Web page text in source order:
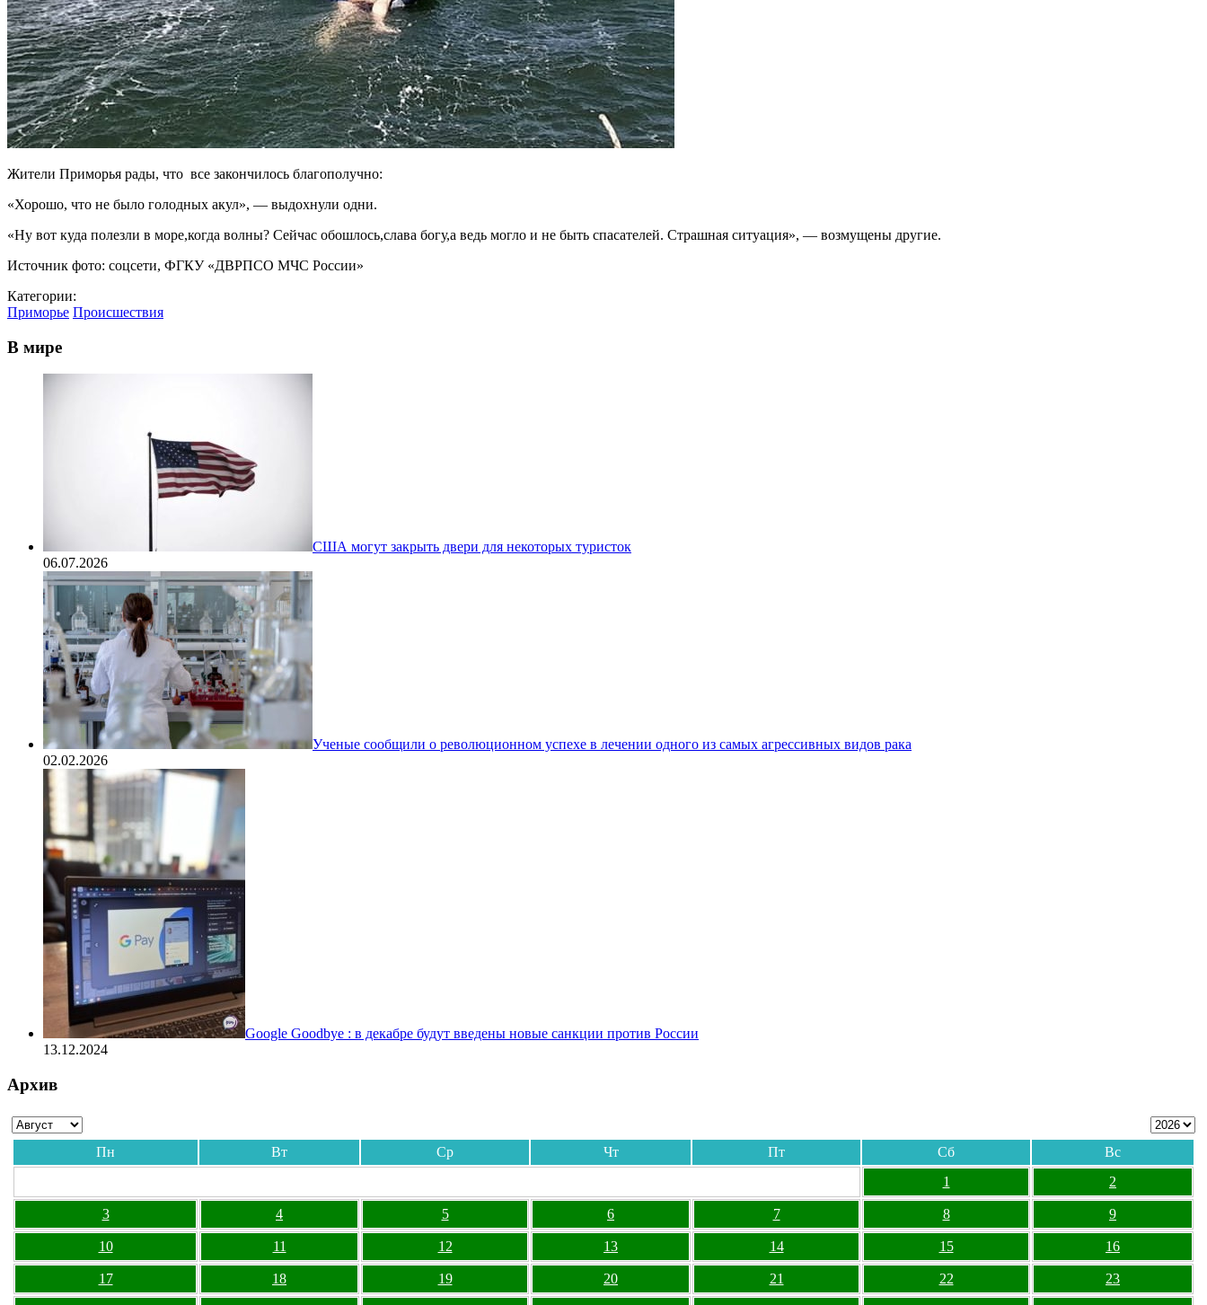
Жители Приморья рады, что все закончилось благополучно:
«Хорошо, что не было голодных акул», — выдохнули одни.
«Ну вот куда полезли в море,когда волны? Сейчас обошлось,слава богу,а ведь могло и не быть спасателей. Страшная ситуация», — возмущены другие.
Источник фото: соцсети, ФГКУ «ДВРПСО МЧС России»
Категории:
Приморье Происшествия
В мире
США могут закрыть двери для некоторых туристок
06.07.2026
Ученые сообщили о революционном успехе в лечении одного из самых агрессивных видов рака
02.02.2026
Google Goodbye : в декабре будут введены новые санкции против России
13.12.2024
Архив
Пн Вт Ср Чт Пт Сб
Вс
1
2
3 4 5 6 7 8 9
10 11 12 13 14 15 16
17 18 19 20 21 22 23